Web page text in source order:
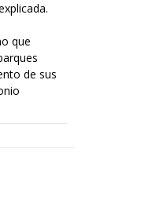
que
de sus